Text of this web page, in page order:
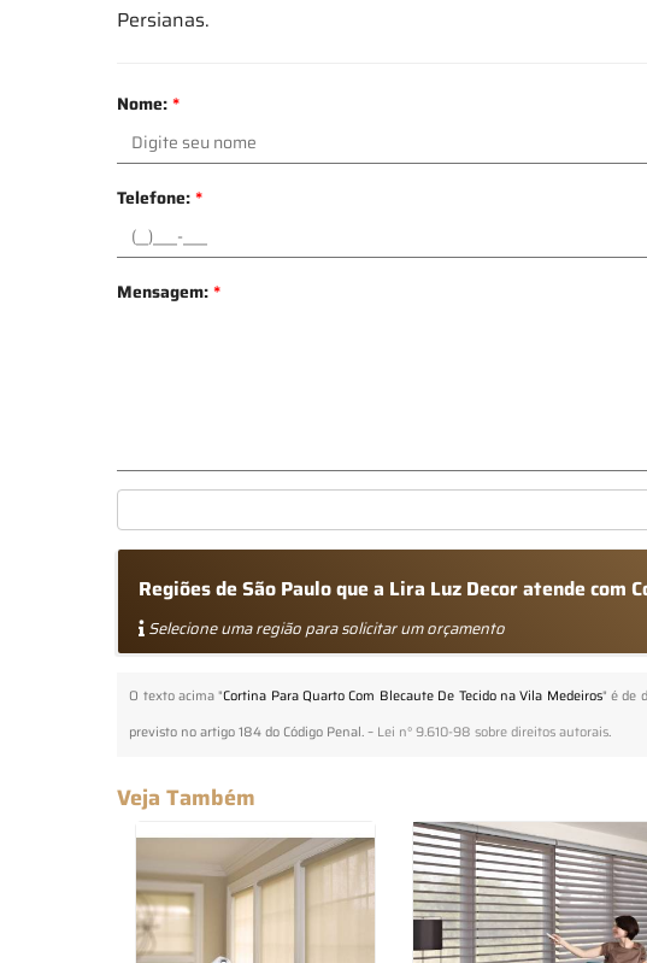
Persianas.
Nome:*
Telefone:*
Mensagem:*
Regiões de São Paulo que a Lira Luz Decor atende
Selecione uma região para solicitar um orçamento
O texto acima "Cortina Para Quarto Com Blecaute De Tecido na Vila Medeiros" é de
previsto no artigo 184 do Código Penal. – Lei n° 9.610-98 sobre direitos autorais.
Veja Também